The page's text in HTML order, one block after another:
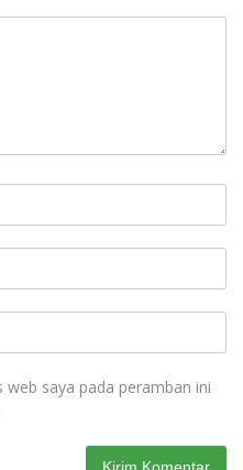
saya pada peramban ini